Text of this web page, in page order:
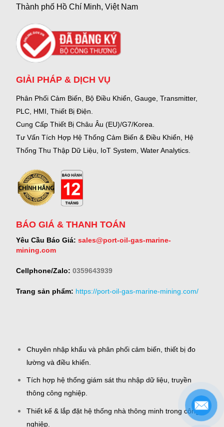
Thành phố Hồ Chí Minh, Việt Nam
GIẢI PHÁP & DỊCH VỤ
Phân Phối Cảm Biến, Bộ Điều Khiển, Gauge, Transmitter,
PLC, HMI, Thiết Bị Điện.
Cung Cấp Thiết Bị Châu Âu (EU)/G7/Korea.
Tư Vấn Tích Hợp Hệ Thống Cảm Biến & Điều Khiển, Hệ
Thống Thu Thập Dữ Liệu, IoT System, Water Analytics.
BÁO GIÁ & THANH TOÁN
Yêu Cầu Báo Giá: sales@port-oil-gas-marine-
mining.com
Cellphone/Zalo: 0359643939
Trang sản phẩm: https://port-oil-gas-marine-mining.com/
Chuyên nhập khẩu và phân phối cảm biến, thiết bị đo
lường và điều khiển.
Tích hợp hệ thống giám sát thu nhập dữ liệu, truyền
thông công nghiệp.
Thiết kế & lắp đặt hệ thống nhà thông minh trong công
nghiệp.